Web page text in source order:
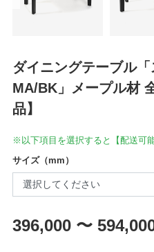
ダイニングテーブル
MA/BK」メープル材
品】
※以下項目を選択すると【配送可
サイズ（mm）
396,000 〜